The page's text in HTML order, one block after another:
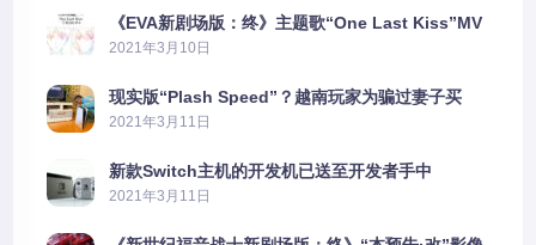
《EVA新剧场版：终》主题歌“One Last Kiss”MV
公布
2021年3月10日
现实版“Plash Speed”？越南玩家为骗过妻子买
PS5上演好戏
2021年3月11日
新款Switch主机的开发机已送至开发者手中
2021年3月11日